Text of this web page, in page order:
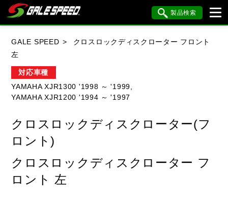
製品検索
HONDA YAMAHA SUZUKI
HARLEY DAVIDSON
GALE SPEED
クロスロックディスクローター フロント
左
対応車種
YAMAHA XJR1300 '1998 ～ '1999,
YAMAHA XJR1200 '1994 ～ '1997
クロスロックディスクローター(フ
ロント)
クロスロックディスクローター フ
ロント 左